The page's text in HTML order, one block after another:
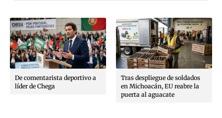
De comentarista deportivo a
líder de Chega
Tras despliegue de soldados
en Michoacán, EU reabre la
puerta al aguacate